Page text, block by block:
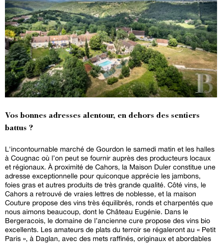
Vos bonnes adresses alentour, en dehors des sentiers
battus ?
L'incontournable marché de Gourdon le samedi matin et les halles
à Cougnac où l’on peut se fournir auprès des producteurs locaux
et régionaux. À proximité de Cahors, la Maison Duler constitue une
adresse exceptionnelle pour quiconque apprécie les jambons,
foies gras et autres produits de très grande qualité. Côté vins, le
Cahors a retrouvé de vraies lettres de noblesse, et la maison
Couture propose des vins très équilibrés, ronds et charpentés que
nous aimons beaucoup, dont le Château Eugénie. Dans le
Bergeracois, le domaine de l’ancienne cure propose des vins bio
excellents. Les amateurs de plats du terroir se régaleront au « Petit
Paris », à Daglan, avec des mets raffinés, originaux et abordables